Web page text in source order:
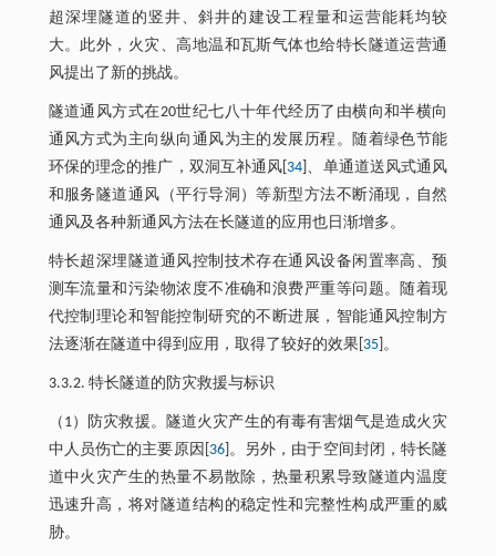
超深埋隧道的竖井、斜井的建设工程量和运营能耗均较
大。此外，火灾、高地温和瓦斯气体也给特长隧道运营通
风提出了新的挑战。
隧道通风方式在20世纪七八十年代经历了由横向和半横向
通风方式为主向纵向通风为主的发展历程。随着绿色节能
环保的理念的推广，双洞互补通风[ 34 ]、单通道送风式通风
和服务隧道通风（平行导洞）等新型方法不断涌现，自然
通风及各种新通风方法在长隧道的应用也日渐增多。
特长超深埋隧道通风控制技术存在通风设备闲置率高、预
测车流量和污染物浓度不准确和浪费严重等问题。随着现
代控制理论和智能控制研究的不断进展，智能通风控制方
法逐渐在隧道中得到应用，取得了较好的效果[ 35]。
3.3.2. 特长隧道的防灾救援与标识
（1）防灾救援。隧道火灾产生的有毒有害烟气是造成火灾
中人员伤亡的主要原因[ 36]。另外，由于空间封闭，特长隧
道中火灾产生的热量不易散除，热量积累导致隧道内温度
迅速升高，将对隧道结构的稳定性和完整性构成严重的威
胁。